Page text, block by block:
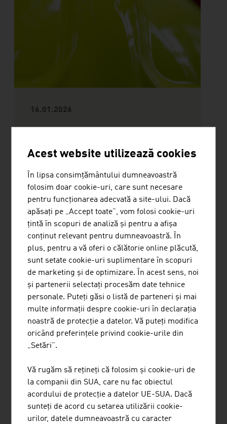
16.01.2026
LUMEA ELECTRICITĂȚII PROVINE
Doi tehnicieni din partea firmei specializată
în cabluri, etn, împreună cu serviciile de
urgență de la fața locului, au reparat
conexiunile cablurilor deteriorate și au pus
capăt penei de curent din Berlin.
17.12.2025
Acest website utilizează cookies
În lipsa consimțământului dumneavoastră
folosim doar cookie-uri, care sunt necesare
pentru funcționarea adecvată a site-ului. Dacă
apăsați pe „Accept toate”, vom folosi cookie-uri
țintă în scopuri de analiză și pentru a afișa
conținut relevant pentru dumneavoastră. În
plus, pentru a vă oferi o călătorie online plăcută,
sunt setate cookie-uri suplimentare în scopuri
de marketing și de optimizare. În acest sens, noi
și partenerii selectați procesăm date tehnice
personale. Puteți găsi o listă de parteneri și mai
multe informații despre cookie-uri în declarația
noastră de protecție a datelor. Vă puteți modifica
oricând preferințele privind cookie-urile din
„Setări”.
Vă rugăm să rețineți că folosim și cookie-uri de
la companii din SUA, care nu fac obiectul
acordului de protecție a datelor UE-SUA. Dacă
sunteți de acord cu setarea utilizării cookie-
urilor, datele dumneavoastră cu caracter